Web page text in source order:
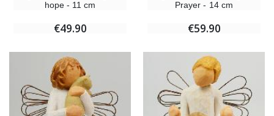
hope - 11 cm
€49.90
Prayer - 14 cm
€59.90